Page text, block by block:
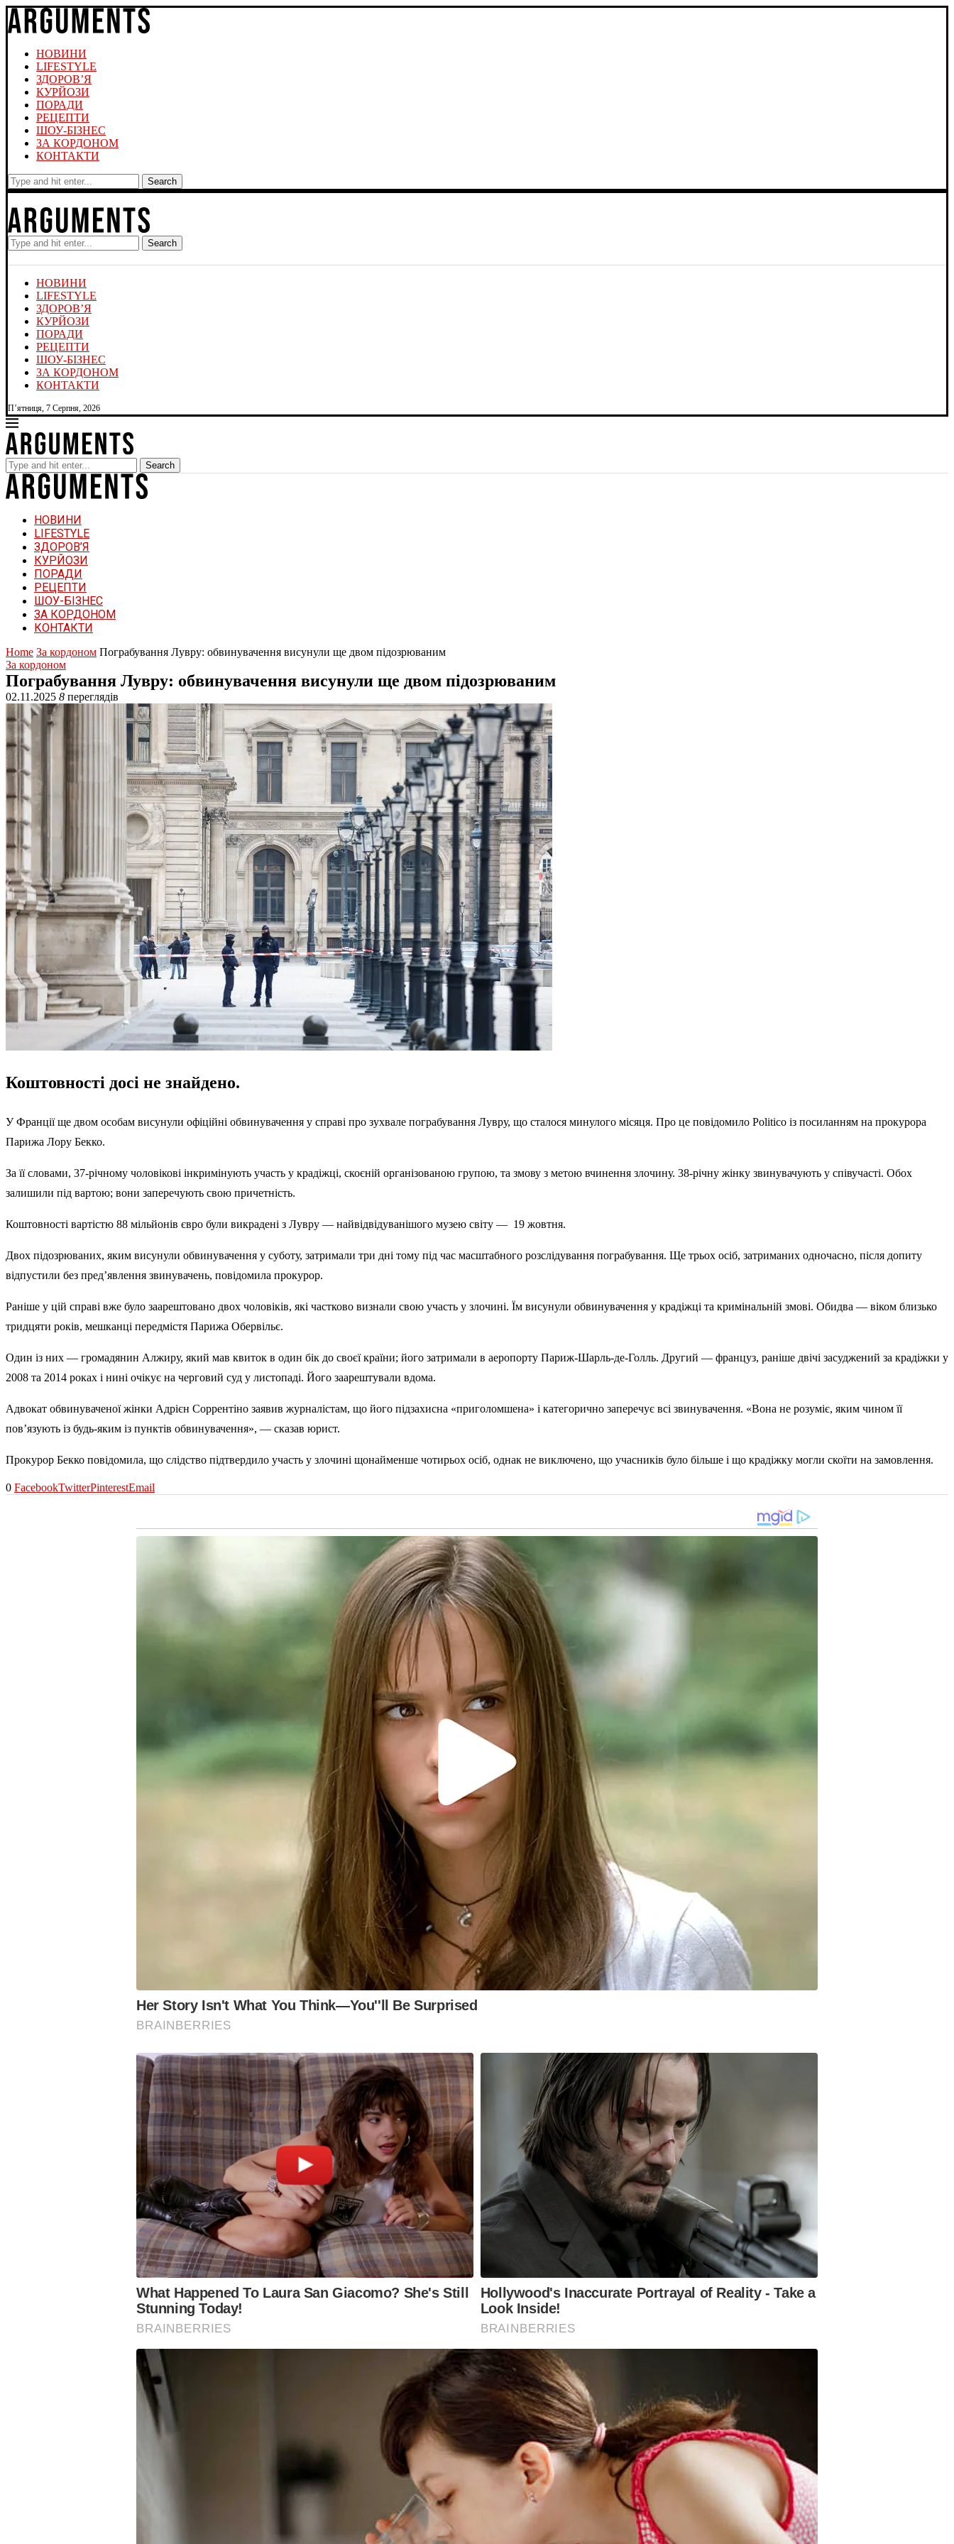
НОВИНИ
LIFESTYLE
ЗДОРОВ’Я
КУРЙОЗИ
ПОРАДИ
РЕЦЕПТИ
ШОУ-БІЗНЕС
ЗА КОРДОНОМ
КОНТАКТИ
Search
Search
НОВИНИ
LIFESTYLE
ЗДОРОВ’Я
КУРЙОЗИ
ПОРАДИ
РЕЦЕПТИ
ШОУ-БІЗНЕС
ЗА КОРДОНОМ
КОНТАКТИ
П’ятниця, 7 Серпня, 2026
Search
НОВИНИ
LIFESTYLE
ЗДОРОВ’Я
КУРЙОЗИ
ПОРАДИ
РЕЦЕПТИ
ШОУ-БІЗНЕС
ЗА КОРДОНОМ
КОНТАКТИ
Home За кордоном Пограбування Лувру: обвинувачення висунули ще двом підозрюваним
За кордоном
Пограбування Лувру: обвинувачення висунули ще двом підозрюваним
02.11.2025 8 переглядів
Коштовності досі не знайдено.
У Франції ще двом особам висунули офіційні обвинувачення у справі про зухвале пограбування Лувру, що сталося минулого місяця. Про це повідомило Politico із посиланням на прокурора
Парижа Лору Бекко.
За її словами, 37-річному чоловікові інкримінують участь у крадіжці, скоєній організованою групою, та змову з метою вчинення злочину. 38-річну жінку звинувачують у співучасті. Обох
залишили під вартою; вони заперечують свою причетність.
Коштовності вартістю 88 мільйонів євро були викрадені з Лувру — найвідвідуванішого музею світу — 19 жовтня.
Двох підозрюваних, яким висунули обвинувачення у суботу, затримали три дні тому під час масштабного розслідування пограбування. Ще трьох осіб, затриманих одночасно, після допиту
відпустили без пред’явлення звинувачень, повідомила прокурор.
Раніше у цій справі вже було заарештовано двох чоловіків, які частково визнали свою участь у злочині. Їм висунули обвинувачення у крадіжці та кримінальній змові. Обидва — віком близько
тридцяти років, мешканці передмістя Парижа Обервільє.
Один із них — громадянин Алжиру, який мав квиток в один бік до своєї країни; його затримали в аеропорту Париж-Шарль-де-Голль. Другий — француз, раніше двічі засуджений за крадіжки у
2008 та 2014 роках і нині очікує на черговий суд у листопаді. Його заарештували вдома.
Адвокат обвинуваченої жінки Адрієн Соррентіно заявив журналістам, що його підзахисна «приголомшена» і категорично заперечує всі звинувачення. «Вона не розуміє, яким чином її
пов’язують із будь-яким із пунктів обвинувачення», — сказав юрист.
Прокурор Бекко повідомила, що слідство підтвердило участь у злочині щонайменше чотирьох осіб, однак не виключено, що учасників було більше і що крадіжку могли скоїти на замовлення.
0 FacebookTwitterPinterestEmail